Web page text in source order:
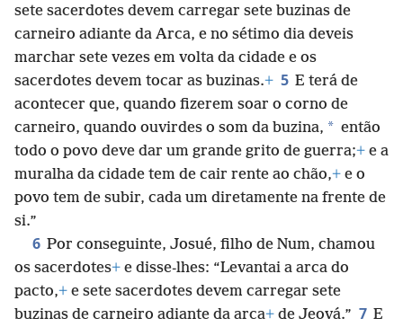
sete sacerdotes devem carregar sete buzinas de
carneiro adiante da Arca, e no sétimo dia deveis
marchar sete vezes em volta da cidade e os
sacerdotes devem tocar as buzinas.+ 5 E terá de
acontecer que, quando fizerem soar o corno de
carneiro, quando ouvirdes o som da buzina, * então
todo o povo deve dar um grande grito de guerra;+ e a
muralha da cidade tem de cair rente ao chão,+ e o
povo tem de subir, cada um diretamente na frente de
si.”
6 Por conseguinte, Josué, filho de Num, chamou
os sacerdotes+ e disse-lhes: “Levantai a arca do
pacto,+ e sete sacerdotes devem carregar sete
buzinas de carneiro adiante da arca+ de Jeová.” 7 E